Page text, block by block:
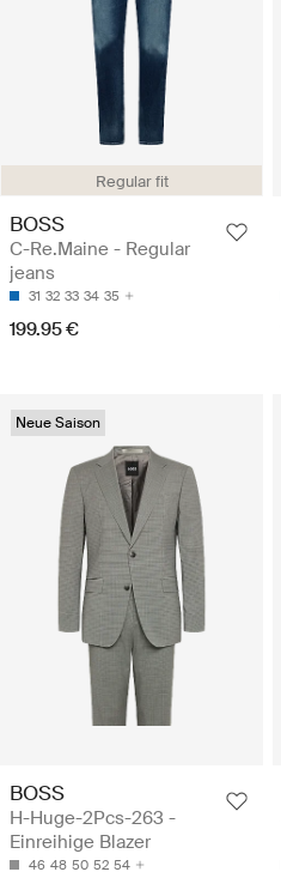
Regular fit
BOSS
C-Re.Maine - Regular
jeans
31 32 33 34 35
199.95 €
Neue Saison
BOSS
H-Huge-2Pcs-263 -
Einreihige Blazer
46 48 50 52 54